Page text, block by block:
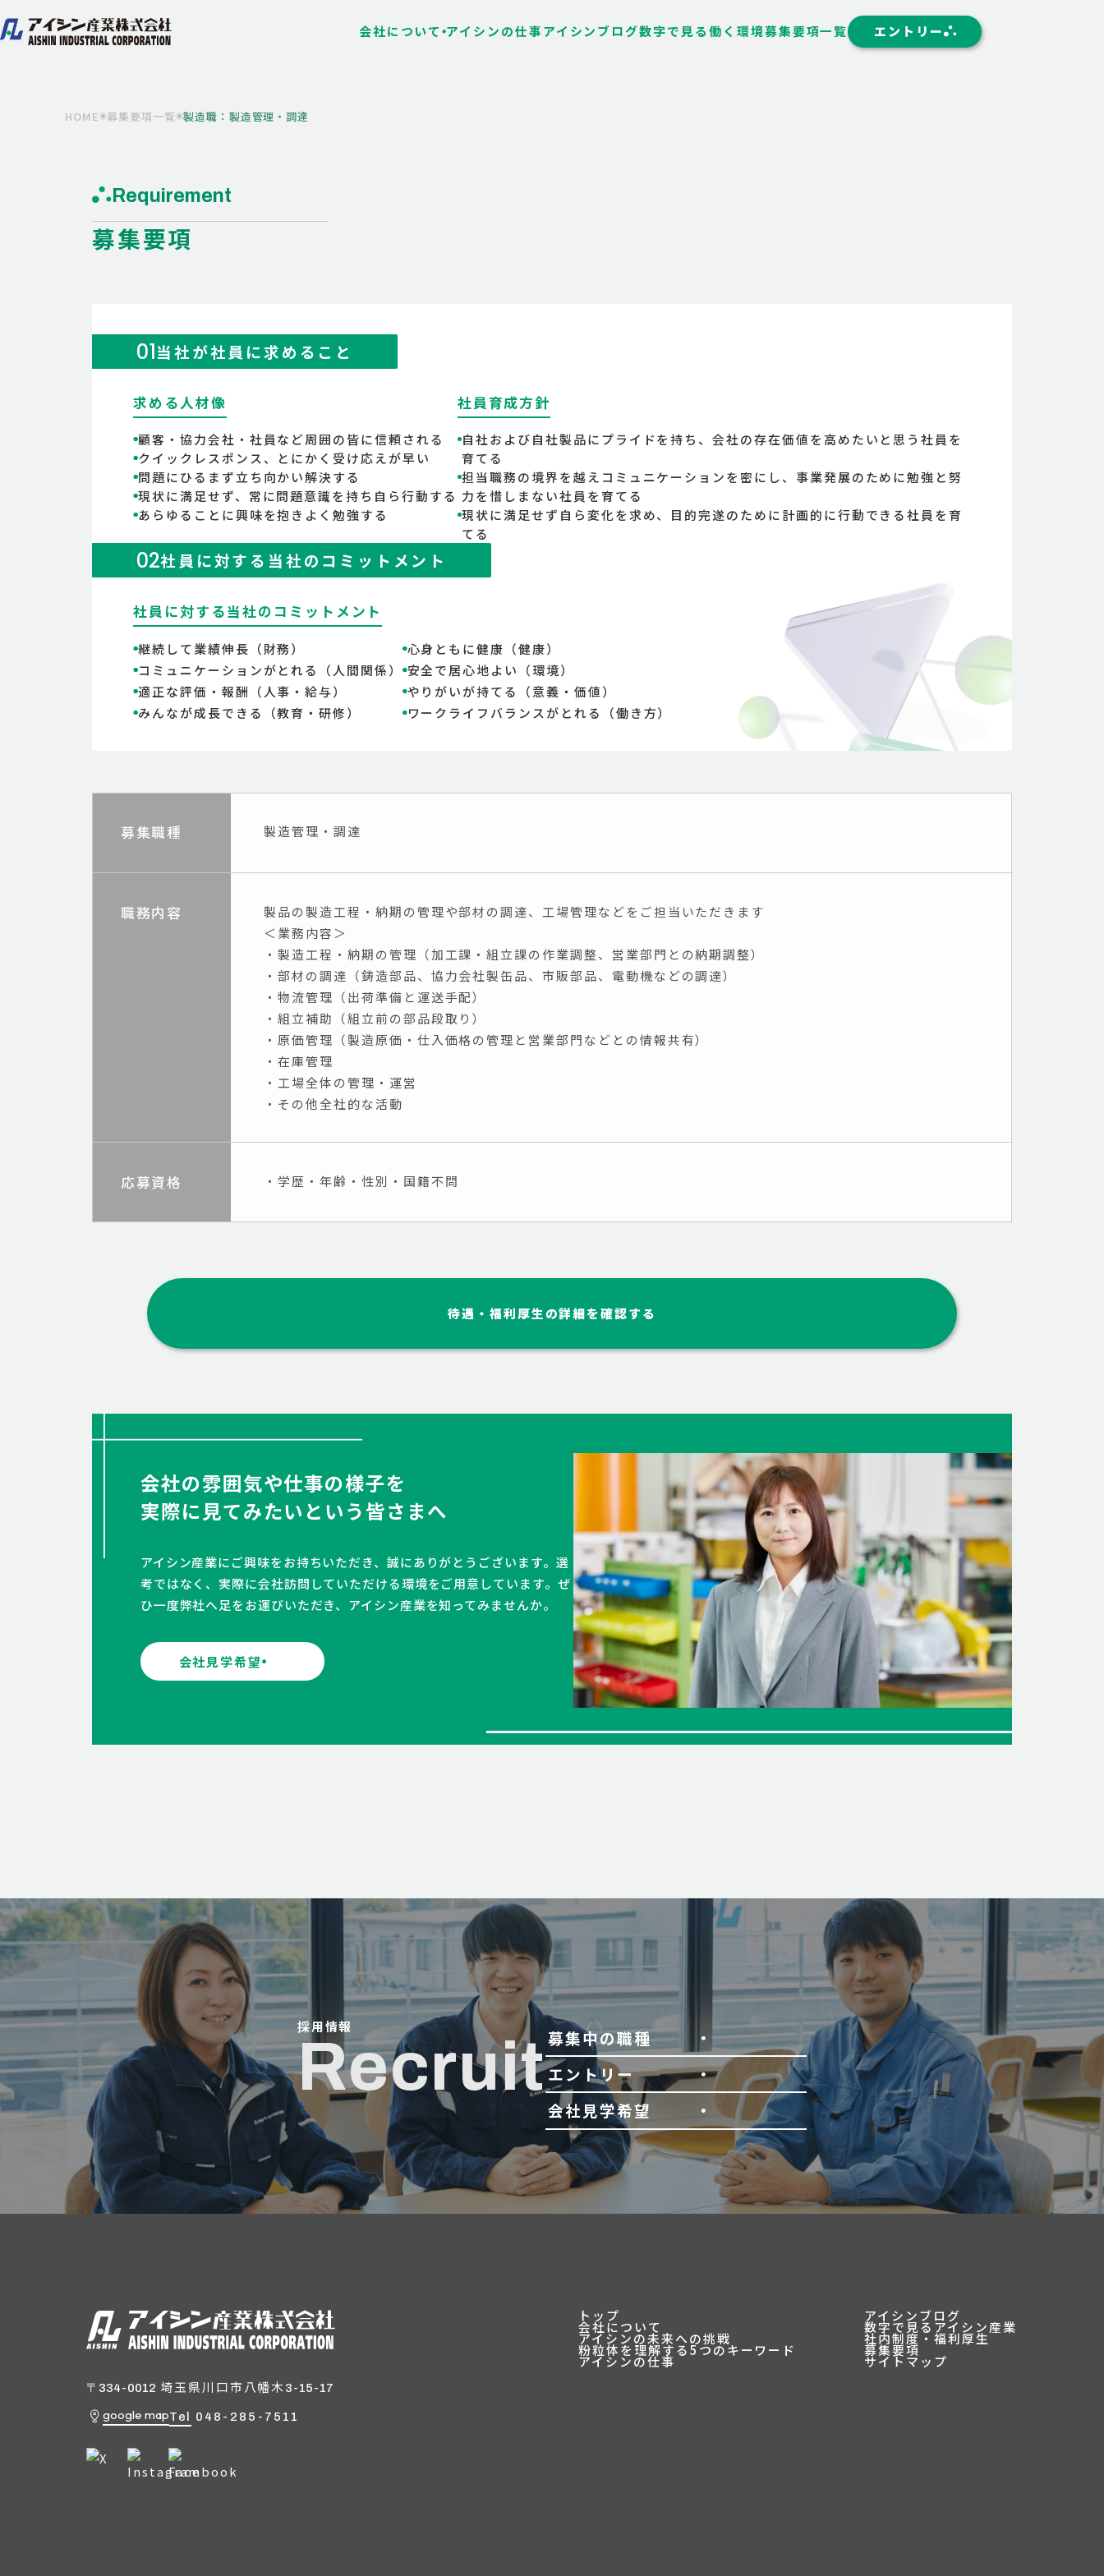
会社について アイシンの仕事アイシンブログ数字で見る働く環境募集要項一覧 エントリー
HOME 募集要項一覧 製造職：製造管理・調達
Requirement
募集要項
01当社が社員に求めること
求める人材像
顧客・協力会社・社員など周囲の皆に信頼される
クイックレスポンス、とにかく受け応えが早い
問題にひるまず立ち向かい解決する
現状に満足せず、常に問題意識を持ち自ら行動する
あらゆることに興味を抱きよく勉強する
社員育成方針
自社および自社製品にプライドを持ち、会社の存在価値を高めたいと思う社員を
育てる
担当職務の境界を越えコミュニケーションを密にし、事業発展のために勉強と努
力を惜しまない社員を育てる
現状に満足せず自ら変化を求め、目的完遂のために計画的に行動できる社員を育
てる
02社員に対する当社のコミットメント
社員に対する当社のコミットメント
継続して業績伸長（財務）
コミュニケーションがとれる（人間関係）
適正な評価・報酬（人事・給与）
みんなが成長できる（教育・研修）
心身ともに健康（健康）
安全で居心地よい（環境）
やりがいが持てる（意義・価値）
ワークライフバランスがとれる（働き方）
募集職種 製造管理・調達
職務内容
製品の製造工程・納期の管理や部材の調達、工場管理などをご担当いただきます
＜業務内容＞
・製造工程・納期の管理（加工課・組立課の作業調整、営業部門との納期調整）
・部材の調達（鋳造部品、協力会社製缶品、市販部品、電動機などの調達）
・物流管理（出荷準備と運送手配）
・組立補助（組立前の部品段取り）
・原価管理（製造原価・仕入価格の管理と営業部門などとの情報共有）
・在庫管理
・工場全体の管理・運営
・その他全社的な活動
応募資格 ・学歴・年齢・性別・国籍不問
待遇・福利厚生の詳細を確認する
会社の雰囲気や仕事の様子を
実際に見てみたいという皆さまへ
アイシン産業にご興味をお持ちいただき、誠にありがとうございます。選
考ではなく、実際に会社訪問していただける環境をご用意しています。ぜ
ひ一度弊社へ足をお運びいただき、アイシン産業を知ってみませんか。
会社見学希望
採用情報
Recruit募集中の職種
エントリー
会社見学希望
〒334-0012 埼玉県川口市八幡木3-15-17
google mapTel 048-285-7511
トップ
会社について
アイシンの未来への挑戦
粉粒体を理解する5つのキーワード
アイシンの仕事
アイシンブログ
数字で見るアイシン産業
社内制度・福利厚生
募集要項
サイトマップ